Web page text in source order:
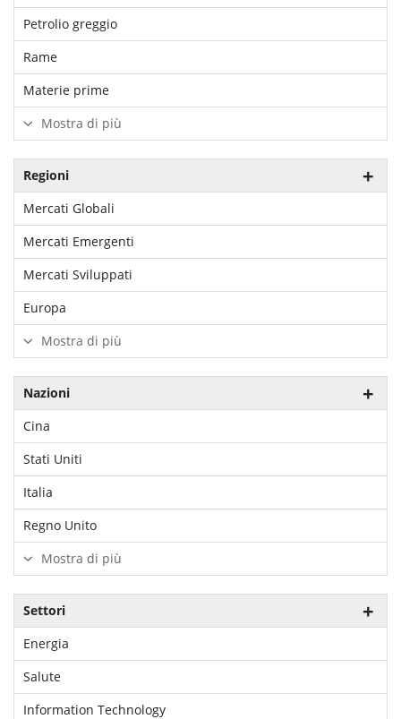
Petrolio greggio
Rame
Materie prime
Mostra di più
Regioni
Mercati Globali
Mercati Emergenti
Mercati Sviluppati
Europa
Mostra di più
Nazioni
Cina
Stati Uniti
Italia
Regno Unito
Mostra di più
Settori
Energia
Salute
Information Technology